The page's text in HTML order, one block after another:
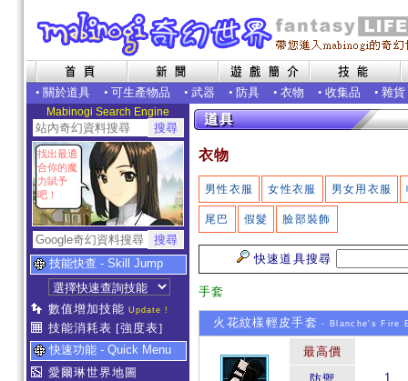
• 關於道具 • 可生產物品 • 武器 • 防具 • 衣物 • 收集品 • 雜貨
Mabinogi Search Engine
找出最適
合你的魔
力賦予
吧！
技能快查 - Skill Jump
數值增加技能 Update !
技能消耗表 [強度表]
快速功能 - Quick Menu
愛爾琳世界地圖
衣物
男性衣服 女性衣服 男女用衣服
尾巴 假髮 臉部裝飾
快速道具搜尋
手套
火花紋樣輕皮手套 - Blanche's Fire
最高價
1